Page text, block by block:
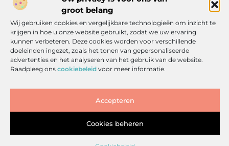
groot belang
Wij gebruiken cookies en vergelijkbare technologieën om inzicht te
krijgen in hoe u onze website gebruikt, zodat we uw ervaring
kunnen verbeteren. Deze cookies worden voor verschillende
doeleinden ingezet, zoals het tonen van gepersonaliseerde
advertenties en het analyseren van het gebruik van de website.
Raadpleeg ons cookiebeleid voor meer informatie.
Accepteren
Cookies beheren
Vind Ons Hier :
Beroemdheden Uit de Media Partners Over ons Ons team
Contact Artikel publiceren Website index Cookiebeleid (EU)
Goede backlinks kopen: zo doe je het slim, veilig en effectief
Inkomsten genereren met jouw website: haal alles uit je online platform